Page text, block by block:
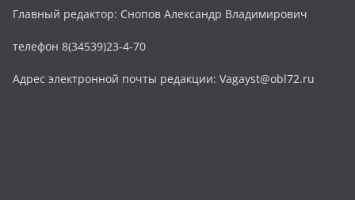
Главный редактор: Снопов Александр Владимирович
телефон 8(34539)23-4-70
Адрес электронной почты редакции: Vagayst@obl72.ru